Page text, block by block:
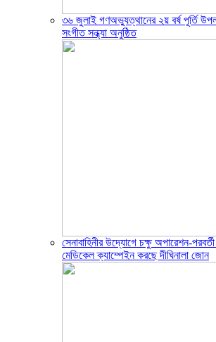
৩৬ জুলাই গণঅভ্যুত্থানের ২য় বর্ষ পূর্তি
সংগীত সন্ধ্যা অনুষ্ঠিত
সেনাবাহিনীর উদ্যোগে চক্ষু অপারেশন-
মেডিকেল ক্যাম্পেইন করছে দীঘিনালা জোন